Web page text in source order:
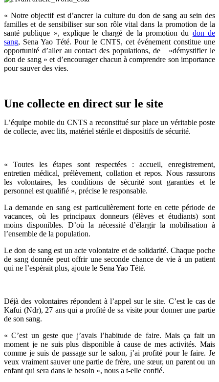
« Notre objectif est d’ancrer la culture du don de sang au sein des
familles et de sensibiliser sur son rôle vital dans la promotion de la
santé publique », explique le chargé de la promotion du don de
sang, Sena Yao Tété. Pour le CNTS, cet événement constitue une
opportunité d’aller au contact des populations, de »démystifier le
don de sang » et d’encourager chacun à comprendre son importance
pour sauver des vies.
Une collecte en direct sur le site
L’équipe mobile du CNTS a reconstitué sur place un véritable poste
de collecte, avec lits, matériel stérile et dispositifs de sécurité.
« Toutes les étapes sont respectées : accueil, enregistrement,
entretien médical, prélèvement, collation et repos. Nous rassurons
les volontaires, les conditions de sécurité sont garanties et le
personnel est qualifié », précise le responsable.
La demande en sang est particulièrement forte en cette période de
vacances, où les principaux donneurs (élèves et étudiants) sont
moins disponibles. D’où la nécessité d’élargir la mobilisation à
l’ensemble de la population.
Le don de sang est un acte volontaire et de solidarité. Chaque poche
de sang donnée peut offrir une seconde chance de vie à un patient
qui ne l’espérait plus, ajoute le Sena Yao Tété.
Déjà des volontaires répondent à l’appel sur le site. C’est le cas de
Kafui (Ndr), 27 ans qui a profité de sa visite pour donner une partie
de son sang.
« C’est un geste que j’avais l’habitude de faire. Mais ça fait un
moment je ne suis plus disponible à cause de mes activités. Mais
comme je suis de passage sur le salon, j’ai profité pour le faire. Je
veux vraiment sauver une partie de frère, une sœur, un parent ou un
enfant qui sera dans le besoin », nous a t-elle confié.